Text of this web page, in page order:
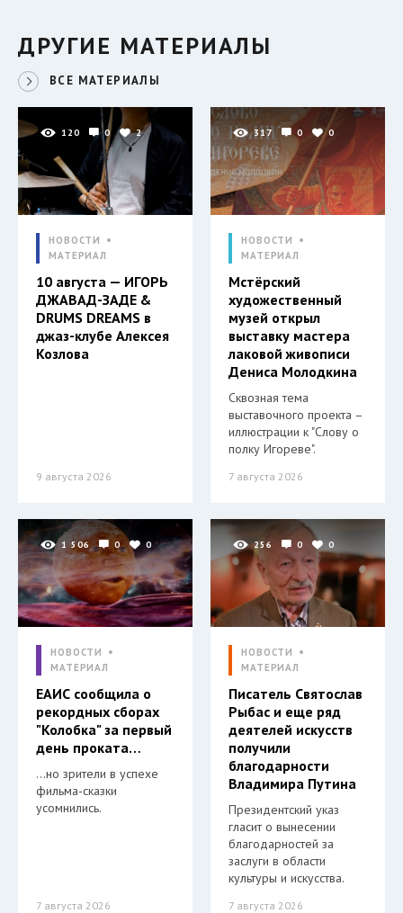
ДРУГИЕ МАТЕРИАЛЫ
ВСЕ МАТЕРИАЛЫ
120 0 2
НОВОСТИ
МАТЕРИАЛ
10 августа — ИГОРЬ
ДЖАВАД-ЗАДЕ &
DRUMS DREAMS в
джаз-клубе Алексея
Козлова
9 августа 2026
317 0 0
НОВОСТИ
МАТЕРИАЛ
Мстёрский
художественный
музей открыл
выставку мастера
лаковой живописи
Дениса Молодкина
Сквозная тема
выставочного проекта –
иллюстрации к "Слову о
полку Игореве".
7 августа 2026
1 506 0 0
НОВОСТИ
МАТЕРИАЛ
ЕАИС сообщила о
рекордных сборах
"Колобка" за первый
день проката…
…но зрители в успехе
фильма-сказки
усомнились.
7 августа 2026
256 0 0
НОВОСТИ
МАТЕРИАЛ
Писатель Святослав
Рыбас и еще ряд
деятелей искусств
получили
благодарности
Владимира Путина
Президентский указ
гласит о вынесении
благодарностей за
заслуги в области
культуры и искусства.
7 августа 2026